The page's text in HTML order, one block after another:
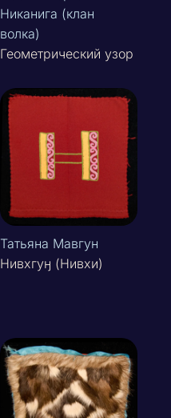
Никанига (клан
волка)
Геометрический узор
Татьяна Мавгун
Нивхгуӈ (Нивхи)